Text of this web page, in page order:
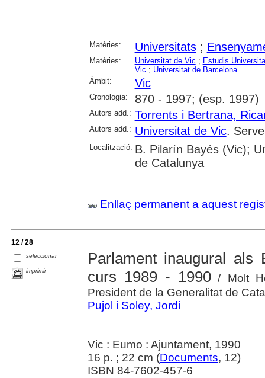
Matèries: Universitats;
Matèries: Universitat de Vic ; Estudis
Vic ; Universitat de Barcelona
Àmbit:
Vic
Cronologia: 870 - 1997; (esp. 1997)
Autors add.: Torrents i Bertrana,
Autors add.: Universitat de Vic.
Localització: B. Pilarín Bayés (Vic);
de Catalunya
Enllaç permanent a aquest
12 / 28
seleccionar
imprimir
Parlament inaugural als
curs 1989 - 1990 / Molt
President de la Generalitat de
Pujol i Soley, Jordi
Vic : Eumo : Ajuntament, 1990
16 p. ; 22 cm (Documents, 12)
ISBN 84-7602-457-6